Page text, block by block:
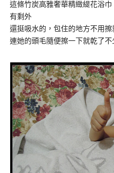
這條竹炭高雅奢華精緻緹花浴
有剩外
還挺吸水的，包住的地方不用擦
連她的頭毛隨便擦一下就乾了